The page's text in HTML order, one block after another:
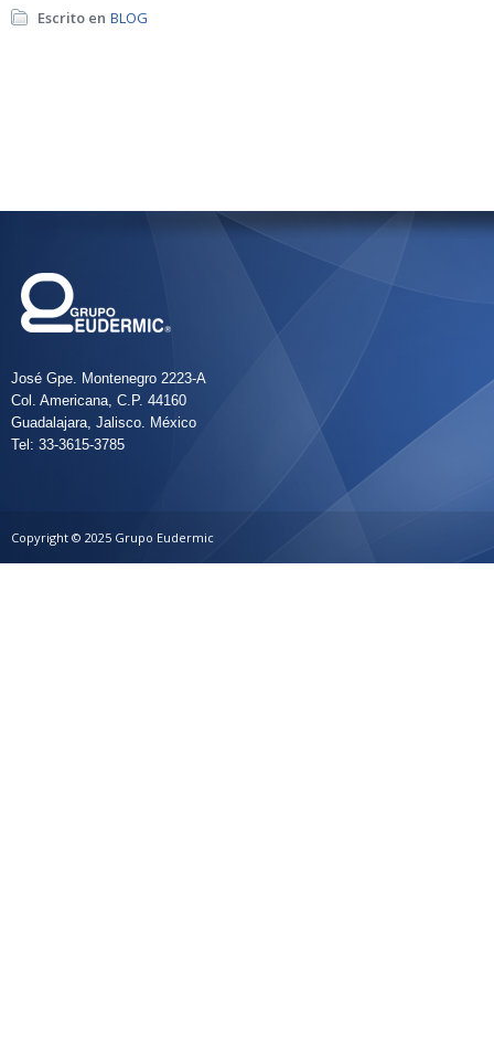
Escrito en BLOG
José Gpe. Montenegro 2223-A
Col. Americana, C.P. 44160
Guadalajara, Jalisco. México
Tel: 33-3615-3785
Copyright © 2025 Grupo Eudermic